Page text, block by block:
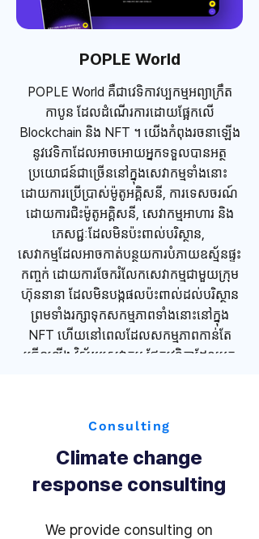
POPLE World
POPLE World គឺជាវេទិកាវប្បកម្មអព្យាក្រឹត
កាបូន ដែលដំណើរការដោយផ្អែកលើ
Blockchain និង NFT ។ ​យើងកំពុងរចនាឡើង
នូវវេទិកាដែលអាចអោយអ្នកទទួលបានអត្ថ
ប្រយោជន៍ជាច្រើននៅក្នុងសេវាកម្មទាំងនោះ ​
ដោយការប្រើប្រាស់ម៉ូតូអគ្គិសនី, ការទេសចរណ៍
ដោយការជិះម៉ូតូអគ្គិសនី, ​សេវាកម្មអាហារ​ និង​
ភេសជ្ជៈដែលមិនប៉ះពាល់បរិស្ថាន, ​
សេវាកម្មដែលអាចកាត់បន្ថយការបំភាយឧស្ម័នផ្ទះ
កញ្ចក់ ដោយការចែករំលែកសេវាកម្មជាមួយក្រុម
ហ៊ុននានា ​ដែលមិនបង្កផលប៉ះពាល់ដល់បរិស្ថាន​
ព្រមទាំងរក្សាទុកសកម្មភាពទាំងនោះនៅក្នុង
NFT ហើយនៅពេលដែលសកម្មភាពកាន់តែ
ច្រើនឡើង ​វិស័យសេវាកម្ម ផ្នែកវេទិកាដែលអ្នក
Consulting
Climate change
response consulting
We provide consulting on